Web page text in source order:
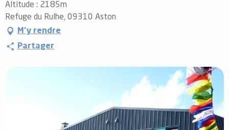
Altitude : 2185m
Refuge du Rulhe, 09310 Aston
M'y rendre
Partager